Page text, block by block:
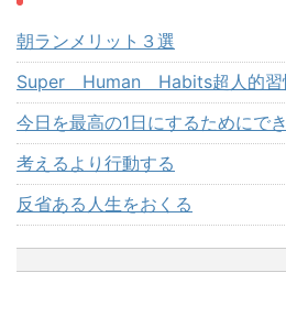
朝ランメリット３選
Super Human Habits超人的習
今日を最高の1日にするためにで
考えるより行動する
反省ある人生をおくる